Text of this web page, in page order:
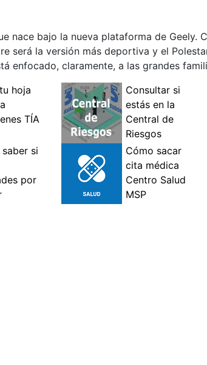
nace bajo la nueva plataforma de Geely.
será la versión más deportiva y el
enfocado, claramente, a las grandes